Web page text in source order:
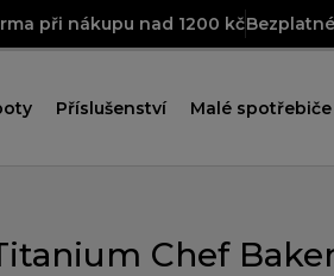
při nákupu nad 1200 kč
Příslušenství Malé spotřebiče
Chef